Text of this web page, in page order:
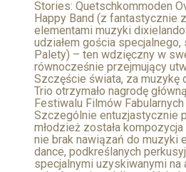
Stories: Quetschkommoden
Happy Band (z fantastycznie
elementami muzyki
udziałem gościa
Palety) – ten wdzięczny w
równocześnie przejmujący
Szczęście świata, za muzykę
Trio otrzymało nagrodę
Festiwalu Filmów Fabularnych
Szczególnie entuzjastycznie
młodzież została
nie brak nawiązań do muzyki
dance, podkreślanych
specjalnymi uzyskiwanymi na